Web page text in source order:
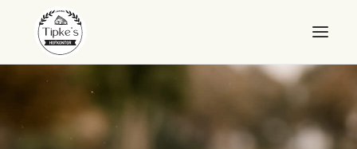
WILLKOMMEN
HOFKONTOR